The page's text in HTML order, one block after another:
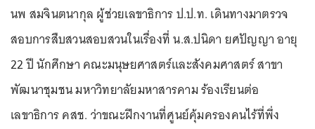
นพ สมจินตนากุล ผู้ช่วยเลขาธิการ ป.ป.ท. เดินทางมาตรวจ
สอบการสืบสวนสอบสวนในเรื่องที่ น.ส.ปนิดา ยศปัญญา อายุ
22 ปี นักศึกษา คณะมนุษยศาสตร์และสังคมศาสตร์ สาขา
พัฒนาชุมชน มหาวิทยาลัยมหาสารคาม ร้องเรียนต่อ
เลขาธิการ คสช. ว่าขณะฝึกงานที่ศูนย์คุ้มครองคนไร้ที่พึ่ง